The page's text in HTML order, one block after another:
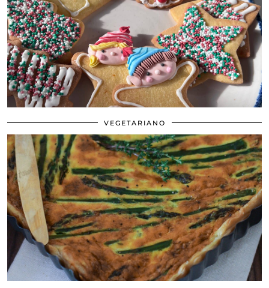
VEGETARIANO